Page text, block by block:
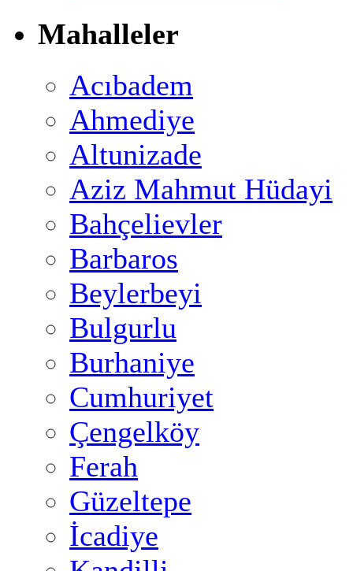
Mahalleler
Acıbadem
Ahmediye
Altunizade
Aziz Mahmut Hüdayi
Bahçelievler
Barbaros
Beylerbeyi
Bulgurlu
Burhaniye
Cumhuriyet
Çengelköy
Ferah
Güzeltepe
İcadiye